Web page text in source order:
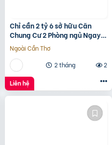
Chỉ cần 2 tỷ 6 sở hữu Căn
Chung Cư 2 Phòng ngủ Ngay
Bình Tân gần Aeon Tân Phú
Ngoài Cần Thơ
2 tháng
2
Liên hệ